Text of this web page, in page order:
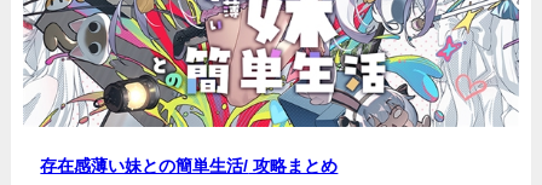
存在感薄い妹との簡単生活/ 攻略まとめ